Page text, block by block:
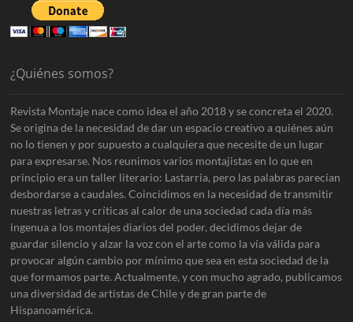
¿Quiénes somos?
Revista Montaje nace como idea el año 2018 y se concreta el 2020.
Se origina de la necesidad de dar un espacio creativo a quiénes aún
no lo tienen y por supuesto a cualquiera que necesite de un lugar
para expresarse. Nos reunimos varios montajistas en lo que en
principio era un taller literario: Lastarria, pero las palabras parecían
desbordarse a caudales. Coincidimos en la necesidad de transmitir
nuestras letras y críticas al calor de una sociedad cada día más
ingenua a los montajes diarios del poder, decidimos dejar de
guardar silencio y alzar la voz con el arte como la vía válida para
provocar algún cambio por mínimo que sea en esta sociedad de la
que formamos parte. Actualmente, y con mucho agrado, publicamos
una diversidad de artistas de Chile y de gran parte de
Hispanoamérica.